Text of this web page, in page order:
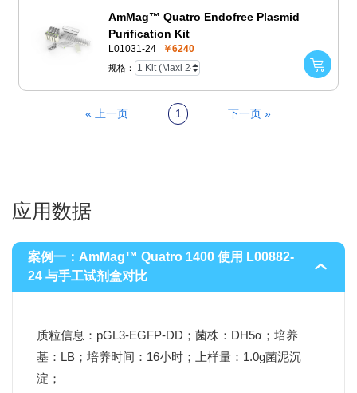
AmMag™ Quatro Endofree Plasmid
Purification Kit
L01031-24 ￥6240
规格：
« 上一页 1 下一页 »
应用数据
案例一：AmMag™ Quatro 1400 使用 L00882-
24 与手工试剂盒对比
质粒信息：pGL3-EGFP-DD；菌株：DH5α；培养
基：LB；培养时间：16小时；上样量：1.0g菌泥沉
淀；